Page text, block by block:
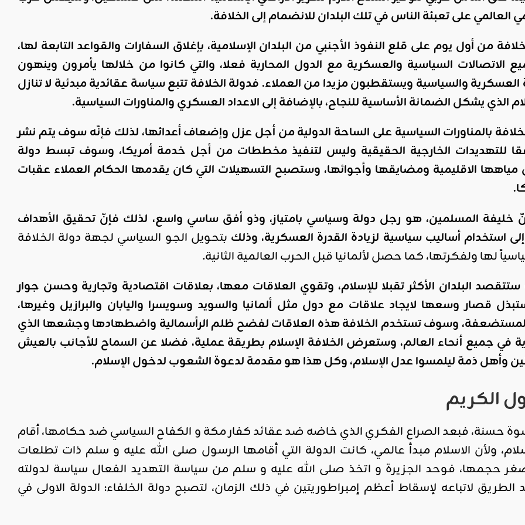
العالمي على تعبئة الناس في تلك البلدان للانضمام إلى الخلافة.
من أول يوم على قلع النفوذ الأجنبي من البلدان الإسلامية، بإغلاق السفارات والقواعد التابعة لها،
السياسية والعسكرية مع الدول المحاربة فعلا، والتي كانوا من خلالها يأمرون وينهون
والسياسية ويستقطبون مزيدا من العملاء. فدولة الخلافة تتبع سياسة عقائدية مبدئية لا تنازل
الذي يشكل الضمانة الأساسية للنجاح، بالإضافة إلى الاعداد العسكري والمناورات السياسية.
بالمناورات السياسية على الساحة الدولية من أجل عزل وإضعاف أعدائها، لذلك فإنّه سوف يتم نشر
للتهديدات الخارجية الحقيقية وليس لتنفيذ مخططات من أجل خدمة أمريكا، وسوف تبسط دولة
مياهها الاقليمية ومضايقها وأجوائها، وستصبح التسهيلات التي كان يقدمها الحكام العملاء عقبات
خليفة المسلمين، هو رجل دولة وسياسي بامتياز، وذو أفق ساسي واسع، لذلك فإنّ تحقيق الأهداف
استخدام أساليب سياسية لزيادة القدرة العسكرية، وذلك بتحويل الجو السياسي لجهة دولة الخلافة
لها ولفكرتها، كما حصل لألمانيا قبل الحرب العالمية الثانية.
ستتقصد البلدان الأكثر تقبلا للإسلام، وتقوي العلاقات معها، بعلاقات اقتصادية وتجارية وحسن جوار
قصار وسعها لايجاد علاقات مع دول مثل ألمانيا والسويد وسويسرا واليابان والبرازيل وغيرها،
المستضعفة، وسوف تستخدم الخلافة هذه العلاقات لفضح ظلم الرأسمالية واضطهادها وجشعها الذي
في جميع أنحاء العالم، وستعرض الخلافة الإسلام بطريقة عملية، فضلا عن السماح للأجانب بالعيش
وأهل ذمة ليلمسوا عدل الإسلام، وكل هذا هو مقدمة لدعوة الشعوب لدخول الإسلام.
الكريم
حسنة، فبعد الصراع الفكري الذي خاضه ضد عقائد كفار مكة و الكفاح السياسي ضد حكامها، أقام
ولأن الاسلام مبدأ عالمي، كانت الدولة التي أقامها الرسول صلى الله عليه و سلم ذات تطلعات
حجمها، فوحد الجزيرة و اتخذ صلى الله عليه و سلم من سياسة التهديد الفعال سياسة لدولته
لاتباعه لإسقاط أعظم إمبراطوريتين في ذلك الزمان، لتصبح دولة الخلفاء: الدولة الاولى في
صدور
العدد 601
من جريدة
التحرير
ahmed
2026